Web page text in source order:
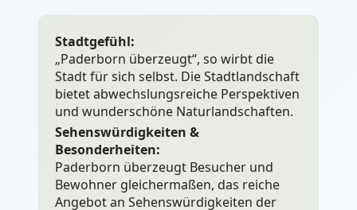
Stadtgefühl:
„Paderborn überzeugt“, so wirbt die
Stadt für sich selbst. Die Stadtlandschaft
bietet abwechslungsreiche Perspektiven
und wunderschöne Naturlandschaften.
Sehenswürdigkeiten &
Besonderheiten:
Paderborn überzeugt Besucher und
Bewohner gleichermaßen, das reiche
Angebot an Sehenswürdigkeiten der